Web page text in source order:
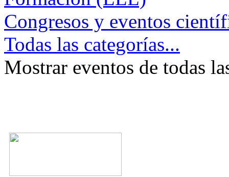
Congresos y eventos
Todas las categorías...
Mostrar eventos de todas